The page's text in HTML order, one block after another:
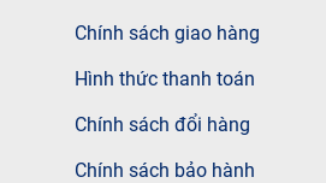
Chính sách giao hàng
Hình thức thanh toán
Chính sách đổi hàng
Chính sách bảo hành